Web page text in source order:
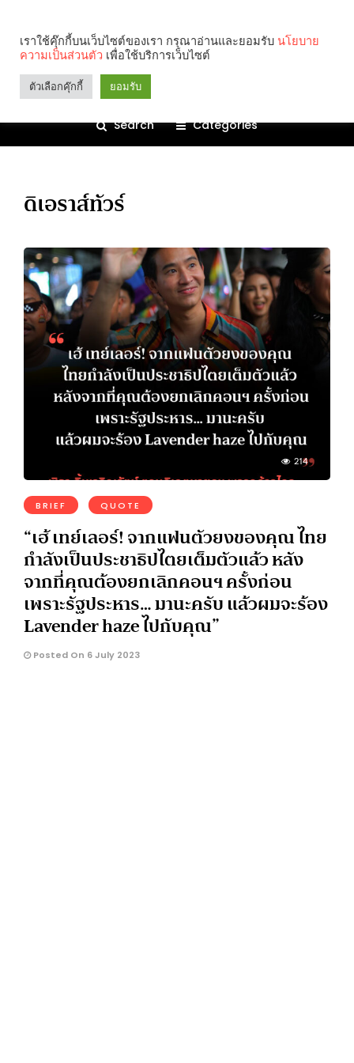
Search Categories
ดิเอราส์ทัวร์
214
BRIEF QUOTE
“เฮ้ เทย์เลอร์! จากแฟนตัวยงของคุณ ไทย
กำลังเป็นประชาธิปไตยเต็มตัวแล้ว หลัง
จากที่คุณต้องยกเลิกคอนฯ ครั้งก่อน
เพราะรัฐประหาร… มานะครับ แล้วผมจะร้อง
Lavender haze ไปกับคุณ”
Posted On 6 July 2023
เราใช้คุ๊กกี้บนเว็บไซต์ของเรา กรุณาอ่านและยอมรับ นโยบาย
ความเป็นส่วนตัว เพื่อใช้บริการเว็บไซต์
ตัวเลือกคุ๊กกี้ ยอมรับ